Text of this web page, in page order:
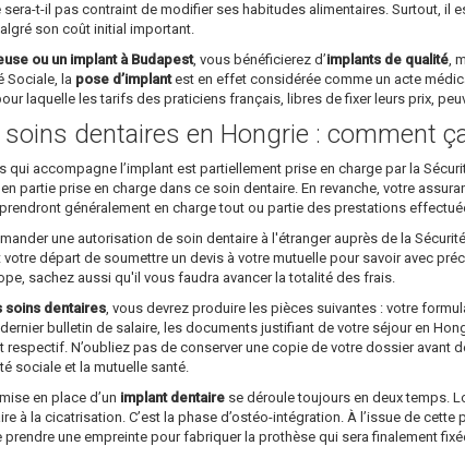
t-il pas contraint de modifier ses habitudes alimentaires. Surtout, il
son coût initial important.
ou un implant à Budapest, vous bénéficierez d’implants de qualité,
Sociale, la pose d’implantest en effet considérée comme un acte
laquelle les tarifs des praticiens français, libres de fixer leurs prix,
dentaires en Hongrie : comment
accompagne l’implant est partiellement prise en charge par la
partie prise en charge dans ce soin dentaire. En revanche, votre
prendront généralement en charge tout ou partie des prestations
une autorisation de soin dentaire à l'étranger auprès de la
départ de soumettre un devis à votre mutuelle pour savoir avec
sachez aussi qu'il vous faudra avancer la totalité des frais.
soins dentaires, vous devrez produire les pièces suivantes : votre
bulletin de salaire, les documents justifiant de votre séjour en
N’oubliez pas de conserver une copie de votre dossier
sociale et la mutuelle santé.
en place d’un implant dentaire se déroule toujours en deux temps.
à la cicatrisation. C’est la phase d’ostéo-intégration. À l’issue de
prendre une empreinte pour fabriquer la prothèse qui sera finalement